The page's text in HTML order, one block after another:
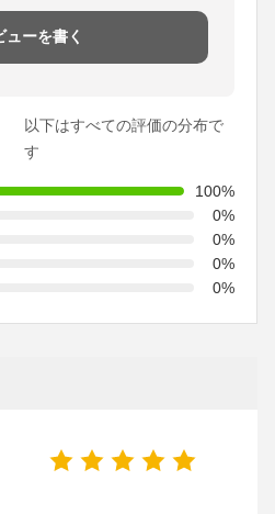
ューを書く
以下はすべての評価の分布で
す
100%
0%
0%
0%
0%